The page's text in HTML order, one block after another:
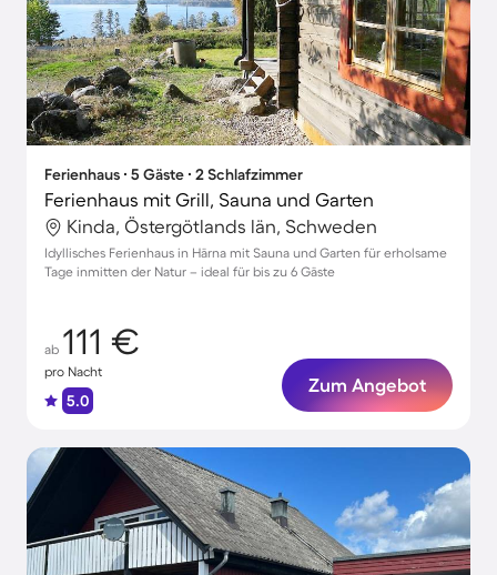
Ferienhaus ∙ 5 Gäste ∙ 2 Schlafzimmer
Ferienhaus mit Grill, Sauna und Garten
Kinda, Östergötlands län, Schweden
Idyllisches Ferienhaus in Härna mit Sauna und Garten für erholsame
Tage inmitten der Natur – ideal für bis zu 6 Gäste
ab 111 €
pro Nacht
5.0
Zum Angebot